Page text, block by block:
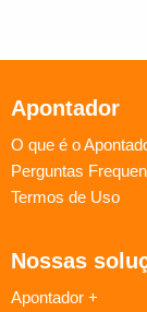
Apontador
O que é o
Perguntas
Termos de Uso
Nossas
Apontador +